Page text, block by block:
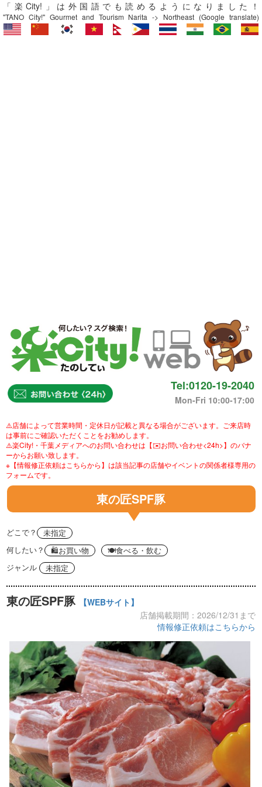
「楽City!」は外国語でも読めるようになりました！
"TANO City!" Gourmet and Tourism Narita -> Northeast (Google translate)
Tel:0120-19-2040
Mon-Fri 10:00-17:00
⚠️店舗によって営業時間・定休日が記載と異なる場合がございます。ご来店時
は事前にご確認いただくことをお勧めします。
⚠️楽City!・千葉メディアへのお問い合わせは【✉️お問い合わせ<24h>】のバナ
ーからお願い致します。
※【情報修正依頼はこちらから】は該当記事の店舗やイベントの関係者様専用の
フォームです。
東の匠SPF豚
どこで？ 未指定
何したい？
🍽食べる・飲む
🛍お買い物
ジャンル 未指定
東の匠SPF豚
【WEBサイト】
店舗掲載期間：2026/12/31まで
情報修正依頼はこちらから